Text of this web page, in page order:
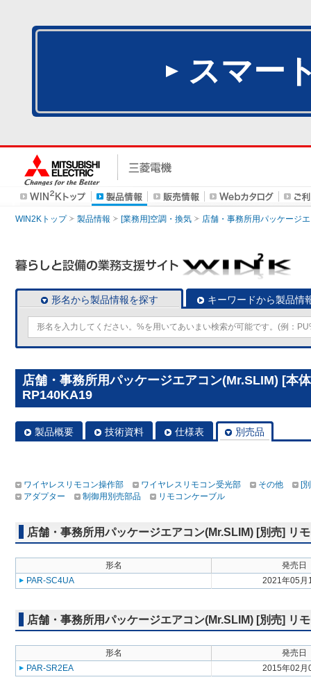
スマー
WIN2Kトップ 製品情報 [業務用]空調・換気 店舗・事務所用パッケージ
形名から製品情報を探す キーワードから製品情
店舗・事務所用パッケージエアコン(Mr.SLIM) [本
RP140KA19
製品概要 技術資料 仕様表 別売品
ワイヤレスリモコン操作部 ワイヤレスリモコン受光部 その他
[
アダプター
制御用別売部品 リモコンケーブル
店舗・事務所用パッケージエアコン(Mr.SLIM) [別売] リ
形名
発売日
PAR-SC4UA
2021年05月
店舗・事務所用パッケージエアコン(Mr.SLIM) [別売] リ
形名
発売日
PAR-SR2EA
2015年02月